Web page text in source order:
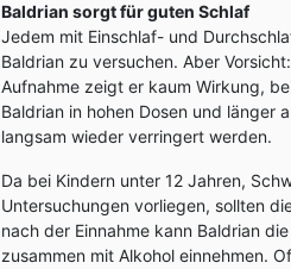
Baldrian sorgt für guten Schlaf
Jedem mit Einschlaf- und
Baldrian zu versuchen. Aber
Aufnahme zeigt er kaum Wirkung,
Baldrian in hohen Dosen und länger
langsam wieder verringert werden.
Da bei Kindern unter 12 Jahren,
Untersuchungen vorliegen, sollten
nach der Einnahme kann Baldrian
zusammen mit Alkohol einnehmen.